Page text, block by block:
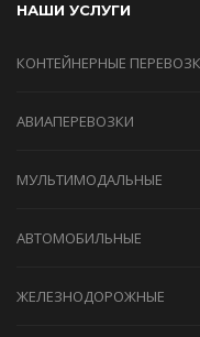
НАШИ УСЛУГИ
КОНТЕЙНЕРНЫЕ
АВИАПЕРЕВОЗКИ
МУЛЬТИМОДАЛЬНЫЕ
АВТОМОБИЛЬНЫЕ
ЖЕЛЕЗНОДОРОЖНЫЕ